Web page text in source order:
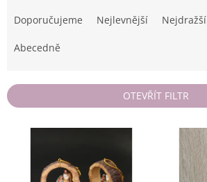
p
r
Doporučujeme Nejlevnější Nejdražší
Abecedně
OTEVŘÍT FILTR